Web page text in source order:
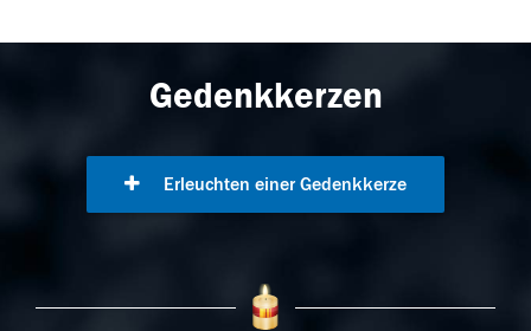
Gedenkkerzen
Erleuchten einer Gedenkkerze